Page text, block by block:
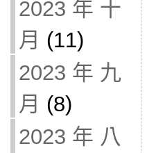
2023 年 十
月 (11)
2023 年 九
月 (8)
2023 年 八